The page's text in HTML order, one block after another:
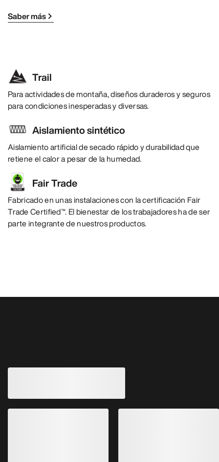
Saber más
Trail
Para actividades de montaña, diseños duraderos y seguros
para condiciones inesperadas y diversas.
Aislamiento sintético
Aislamiento artificial de secado rápido y durabilidad que
retiene el calor a pesar de la humedad.
Fair Trade
Fabricado en unas instalaciones con la certificación Fair
Trade Certified™. El bienestar de los trabajadores ha de ser
parte integrante de nuestros productos.